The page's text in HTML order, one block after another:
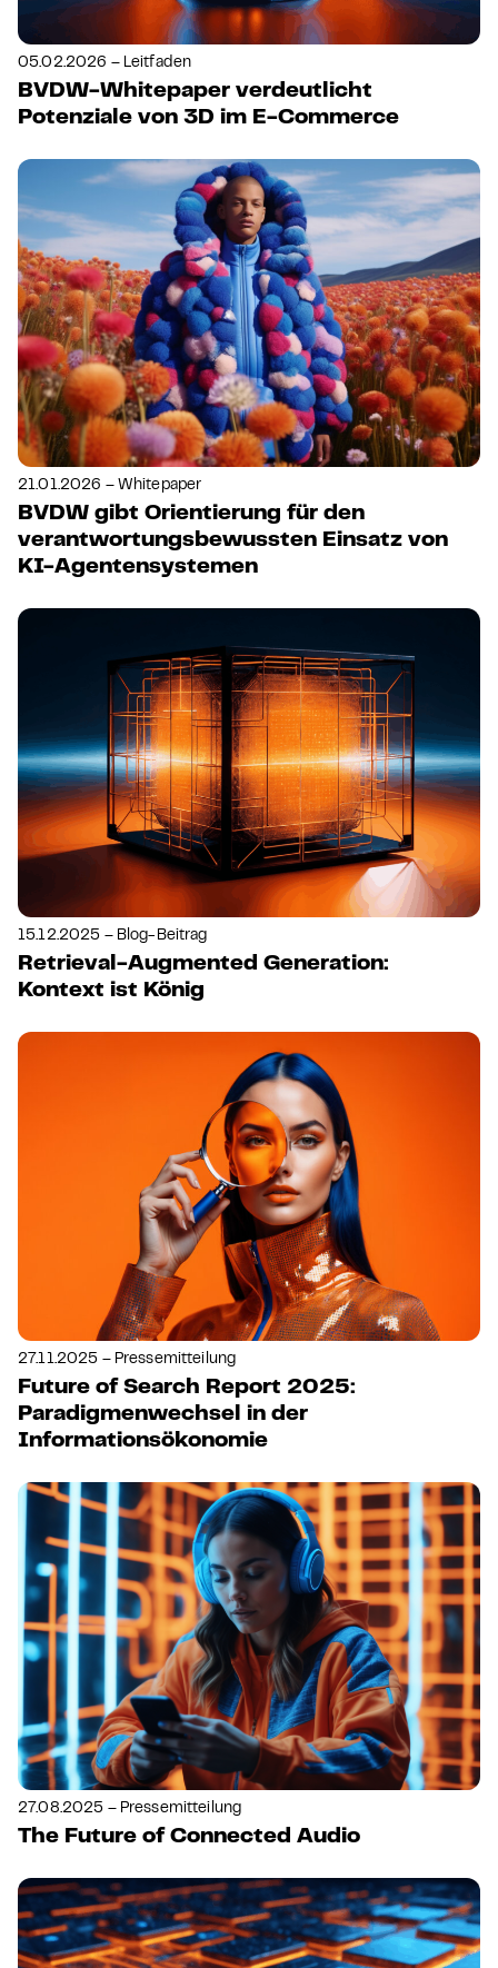
05.02.2026 – Leitfaden
BVDW-Whitepaper verdeutlicht
Potenziale von 3D im E-Commerce
21.01.2026 – Whitepaper
BVDW gibt Orientierung für den
verantwortungsbewussten Einsatz von
KI-Agentensystemen
15.12.2025 – Blog-Beitrag
Retrieval-Augmented Generation:
Kontext ist König
27.11.2025 – Pressemitteilung
Future of Search Report 2025:
Paradigmenwechsel in der
Informationsökonomie
27.08.2025 – Pressemitteilung
The Future of Connected Audio